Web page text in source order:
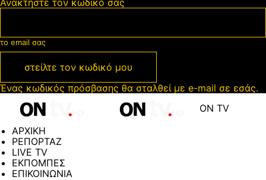
Ανακτήστε τον κωδικό σας
το email σας
Ένας κωδικός πρόσβασης θα σταλθεί με e-mail σε εσάς.
ON TV
ΑΡΧΙΚΗ
ΡΕΠΟΡΤΑΖ
LIVE TV
ΕΚΠΟΜΠΕΣ
ΕΠΙΚΟΙΝΩΝΙΑ